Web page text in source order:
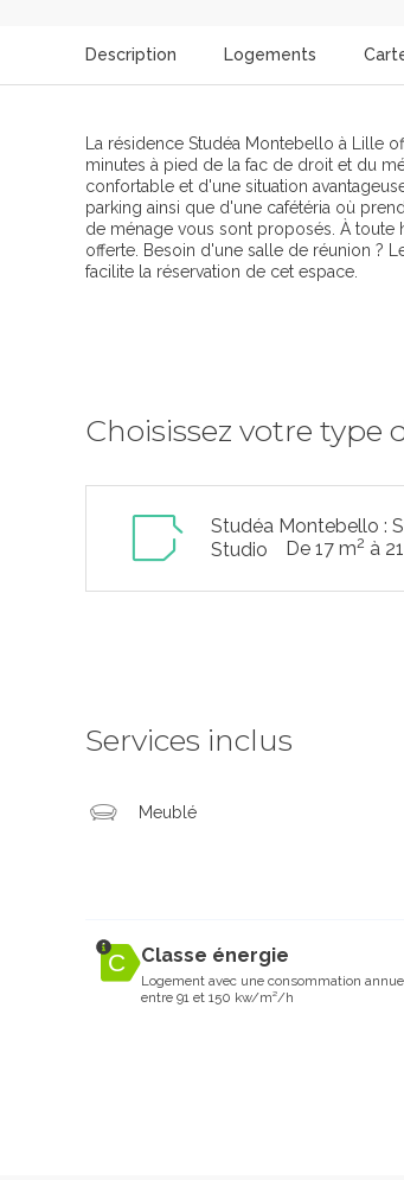
Description Logements
La résidence Studéa Montebello à Lille
minutes à pied de la fac de droit et du
confortable et d'une situation
parking ainsi que d'une cafétéria où
de ménage vous sont proposés. À toute
offerte. Besoin d'une salle de réunion ?
facilite la réservation de cet espace.
Choisissez votre type
Studéa Montebello :
Studio
De 17 m2 à
Services inclus
Meublé
Classe énergie
Logement avec une consommation
entre 91 et 150 kw/m²/h